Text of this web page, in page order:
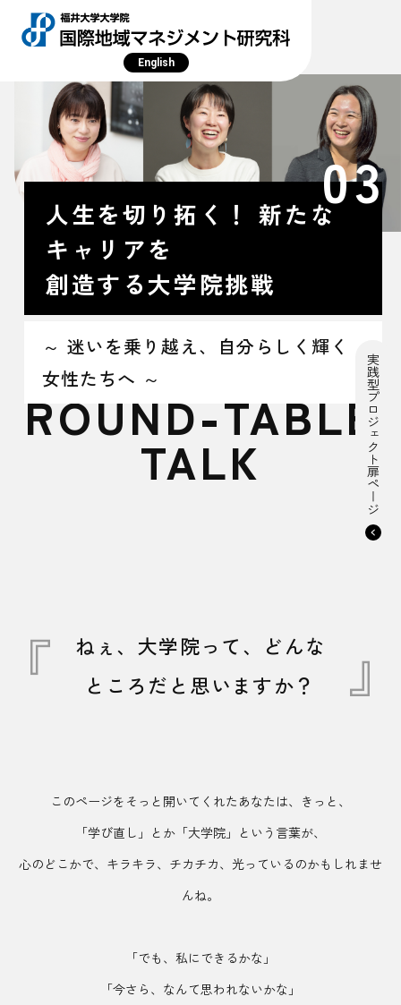
English
03
人生を切り拓く！
新たな
キャリアを
創造する大学院挑戦
～ 迷いを乗り越え、自分らしく輝く
女性たちへ ～
ROUND-TABLE
TALK 実践型プロジェクト扉ページ
ねぇ、大学院って、どんな
ところだと思いますか？
このページをそっと開いてくれたあなたは、きっと、
「学び直し」とか「大学院」という言葉が、
心のどこかで、キラキラ、チカチカ、光っているのかもしれませ
んね。
「でも、私にできるかな」
「今さら、なんて思われないかな」